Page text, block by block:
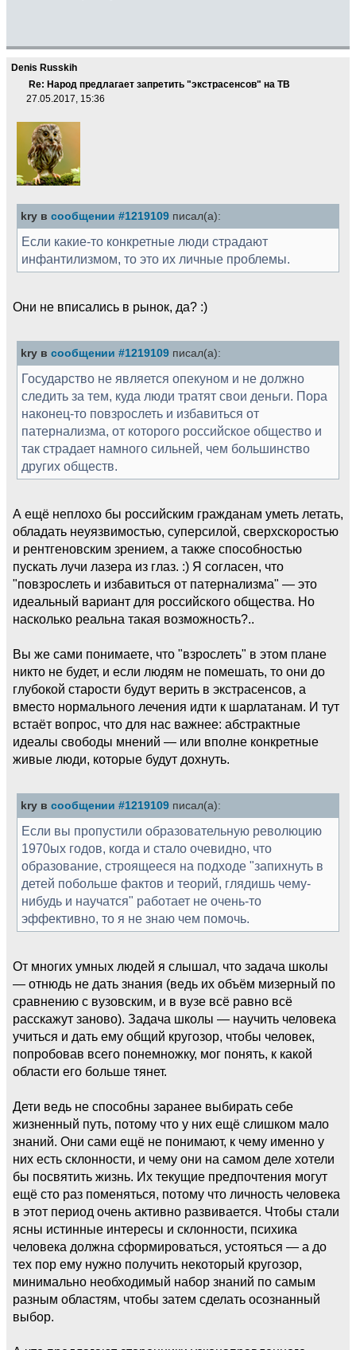
Denis Russkih
Re: Народ предлагает запретить "экстрасенсов" на ТВ
27.05.2017, 15:36
kry в сообщении #1219109 писал(а):
Если какие-то конкретные люди страдают
инфантилизмом, то это их личные проблемы.
Они не вписались в рынок, да? :)
kry в сообщении #1219109 писал(а):
Государство не является опекуном и не должно
следить за тем, куда люди тратят свои деньги. Пора
наконец-то повзрослеть и избавиться от
патернализма, от которого российское общество и
так страдает намного сильней, чем большинство
других обществ.
А ещё неплохо бы российским гражданам уметь летать,
обладать неуязвимостью, суперсилой, сверхскоростью
и рентгеновским зрением, а также способностью
пускать лучи лазера из глаз. :) Я согласен, что
"повзрослеть и избавиться от патернализма" — это
идеальный вариант для российского общества. Но
насколько реальна такая возможность?..
Вы же сами понимаете, что "взрослеть" в этом плане
никто не будет, и если людям не помешать, то они до
глубокой старости будут верить в экстрасенсов, а
вместо нормального лечения идти к шарлатанам. И тут
встаёт вопрос, что для нас важнее: абстрактные
идеалы свободы мнений — или вполне конкретные
живые люди, которые будут дохнуть.
kry в сообщении #1219109 писал(а):
Если вы пропустили образовательную революцию
1970ых годов, когда и стало очевидно, что
образование, строящееся на подходе "запихнуть в
детей побольше фактов и теорий, глядишь чему-
нибудь и научатся" работает не очень-то
эффективно, то я не знаю чем помочь.
От многих умных людей я слышал, что задача школы
— отнюдь не дать знания (ведь их объём мизерный по
сравнению с вузовским, и в вузе всё равно всё
расскажут заново). Задача школы — научить человека
учиться и дать ему общий кругозор, чтобы человек,
попробовав всего понемножку, мог понять, к какой
области его больше тянет.
Дети ведь не способны заранее выбирать себе
жизненный путь, потому что у них ещё слишком мало
знаний. Они сами ещё не понимают, к чему именно у
них есть склонности, и чему они на самом деле хотели
бы посвятить жизнь. Их текущие предпочтения могут
ещё сто раз поменяться, потому что личность человека
в этот период очень активно развивается. Чтобы стали
ясны истинные интересы и склонности, психика
человека должна сформироваться, устояться — а до
тех пор ему нужно получить некоторый кругозор,
минимально необходимый набор знаний по самым
разным областям, чтобы затем сделать осознанный
выбор.